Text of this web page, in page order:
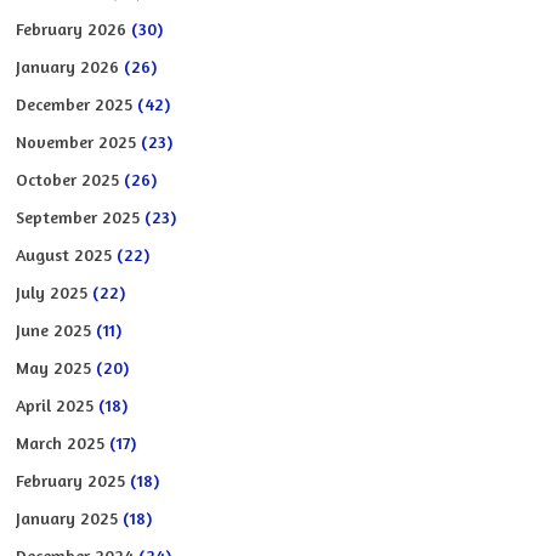
February 2026 (30)
January 2026 (26)
December 2025 (42)
November 2025 (23)
October 2025 (26)
September 2025 (23)
August 2025 (22)
July 2025 (22)
June 2025 (11)
May 2025 (20)
April 2025 (18)
March 2025 (17)
February 2025 (18)
January 2025 (18)